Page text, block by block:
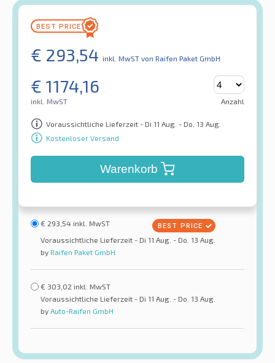
€ 293,54 inkl. MwST von Raifen Paket GmbH
€ 1174,16
inkl. MwST Anzahl
Voraussichtliche Lieferzeit - Di 11 Aug. - Do. 13 Aug.
Kostenloser Versand
Warenkorb
€ 293,54 inkl. MwST
Voraussichtliche Lieferzeit - Di 11 Aug. - Do. 13 Aug.
by Raifen Paket GmbH
€ 303,02 inkl. MwST
Voraussichtliche Lieferzeit - Di 11 Aug. - Do. 13 Aug.
by Auto-Raifen GmbH